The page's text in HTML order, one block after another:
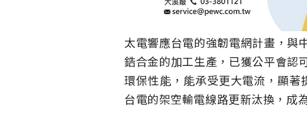
太電響應台電的強韌電網計畫，與
鋯合金的加工生產，已獲公平會認
環保性能，能承受更大電流，顯
台電的架空輸電線路更新汰換，成